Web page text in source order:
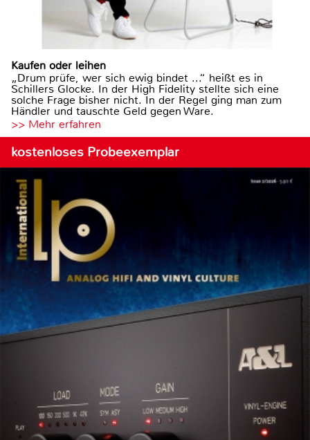
Kaufen oder leihen
„Drum prüfe, wer sich ewig bindet ...“ heißt es in
Schillers Glocke. In der High Fidelity stellte sich eine
solche Frage bisher nicht. In der Regel ging man zum
Händler und tauschte Geld gegen Ware.
>> Mehr erfahren
kostenloses Probeexemplar